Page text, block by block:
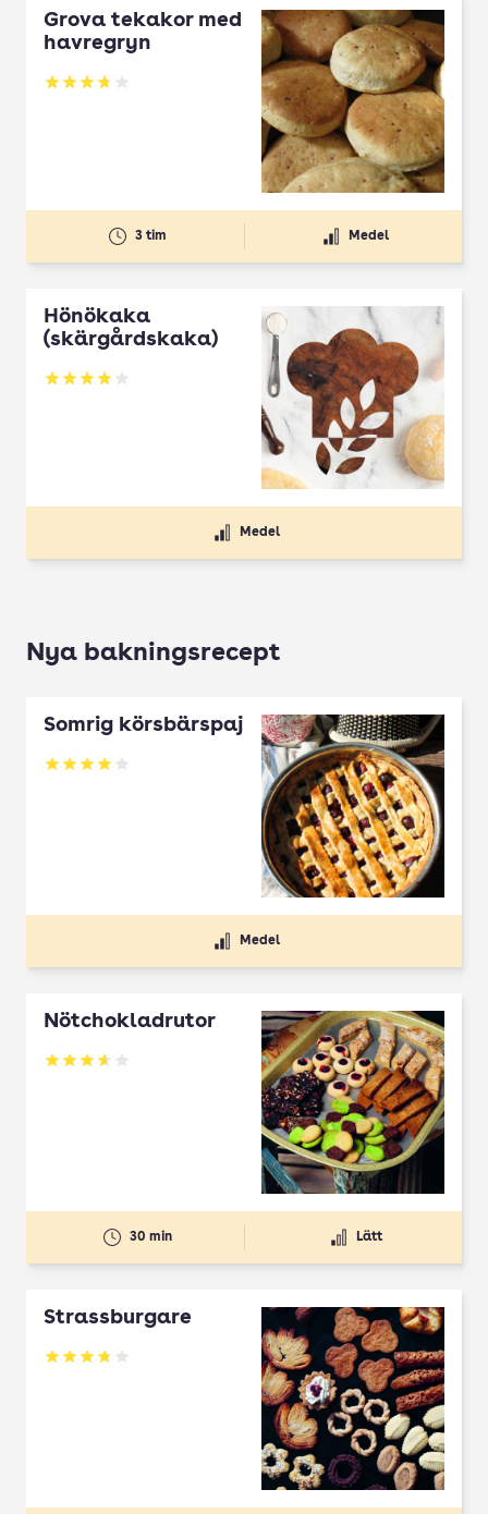
Grova tekakor med
havregryn
Betyg: 3.72 av 5
3 tim Medel
Hönökaka
(skärgårdskaka)
Betyg: 3.97 av 5
Medel
Nya bakningsrecept
Somrig körsbärspaj
Betyg: 4 av 5
Medel
Nötchokladrutor
Betyg: 3.65 av 5
30 min Lätt
Strassburgare
Betyg: 3.78 av 5